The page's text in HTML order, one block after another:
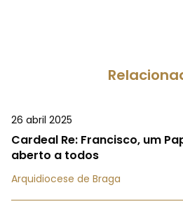
26 abril 2025
Cardeal Re: Francisco, um
aberto a todos
Arquidiocese de Braga